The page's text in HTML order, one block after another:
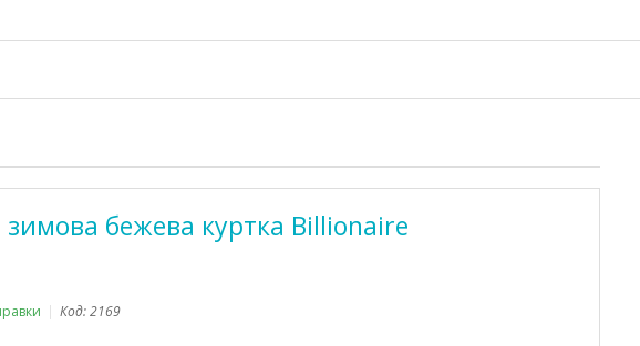
бежева куртка Billionaire
Код:2169